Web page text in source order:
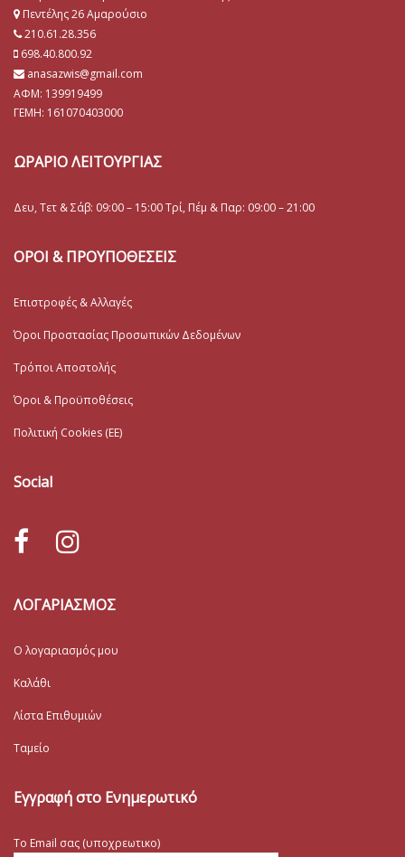
Πεντέλης 26 Αμαρούσιο
210.61.28.356
698.40.800.92
anasazwis@gmail.com
ΑΦΜ: 139919499
ΓΕΜΗ: 161070403000
ΩΡΑΡΙΟ ΛΕΙΤΟΥΡΓΙΑΣ
Δευ, Τετ & Σάβ: 09:00 – 15:00 Τρί, Πέμ & Παρ: 09:00 – 21:00
ΟΡΟΙ & ΠΡΟΥΠΟΘΕΣΕΙΣ
Επιστροφές & Αλλαγές
Όροι Προστασίας Προσωπικών Δεδομένων
Τρόποι Αποστολής
Όροι & Προϋποθέσεις
Πολιτική Cookies (ΕΕ)
Social
ΛΟΓΑΡΙΑΣΜΟΣ
Ο λογαριασμός μου
Καλάθι
Λίστα Επιθυμιών
Ταμείο
Εγγραφή στο Ενημερωτικό
Το Email σας (υποχρεωτικο)